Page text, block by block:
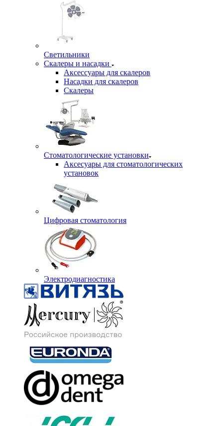
Светильники
Скалеры и насадки
Аксессуары для скалеров
Насадки для скалеров
Скалеры
Стоматологические установки
Аксесуары для стоматологических
установок
Цифровая стоматология
Электродиагностика